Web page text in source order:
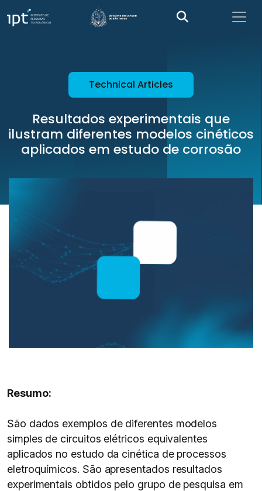
Technical Articles
Resultados experimentais que
ilustram diferentes modelos cinéticos
aplicados em estudo de corrosão
Resumo:
São dados exemplos de diferentes modelos
simples de circuitos elétricos equivalentes
aplicados no estudo da cinética de processos
eletroquímicos. São apresentados resultados
experimentais obtidos pelo grupo de pesquisa em